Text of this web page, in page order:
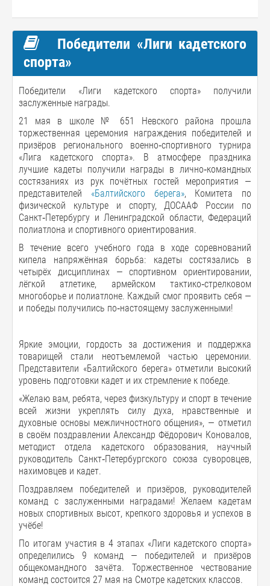
Победители «Лиги кадетского
спорта»
Победители «Лиги кадетского спорта» получили
заслуженные награды.
21 мая в школе № 651 Невского района прошла
торжественная церемония награждения победителей и
призёров регионального военно‑спортивного турнира
«Лига кадетского спорта». В атмосфере праздника
лучшие кадеты получили награды в лично‑командных
состязаниях из рук почётных гостей мероприятия —
представителей «Балтийского берега», Комитета по
физической культуре и спорту, ДОСААФ России по
Санкт‑Петербургу и Ленинградской области, Федераций
полиатлона и спортивного ориентирования.
В течение всего учебного года в ходе соревнований
кипела напряжённая борьба: кадеты состязались в
четырёх дисциплинах — спортивном ориентировании,
лёгкой атлетике, армейском тактико‑стрелковом
многоборье и полиатлоне. Каждый смог проявить себя —
и победы получились по‑настоящему заслуженными!
Яркие эмоции, гордость за достижения и поддержка
товарищей стали неотъемлемой частью церемонии.
Представители «Балтийского берега» отметили высокий
уровень подготовки кадет и их стремление к победе.
«Желаю вам, ребята, через физкультуру и спорт в течение
всей жизни укреплять силу духа, нравственные и
духовные основы межличностного общения», — отметил
в своём поздравлении Александр Фёдорович Коновалов,
методист отдела кадетского образования, научный
руководитель Санкт‑Петербургского союза суворовцев,
нахимовцев и кадет.
Поздравляем победителей и призёров, руководителей
команд с заслуженными наградами! Желаем кадетам
новых спортивных высот, крепкого здоровья и успехов в
учёбе!
По итогам участия в 4 этапах «Лиги кадетского спорта»
определились 9 команд — победителей и призёров
общекомандного зачёта. Торжественное чествование
команд состоится 27 мая на Смотре кадетских классов.